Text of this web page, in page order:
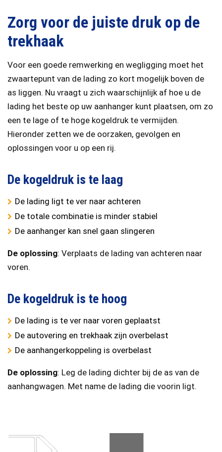
Zorg voor de juiste druk op de
trekhaak
Voor een goede remwerking en wegligging moet het
zwaartepunt van de lading zo kort mogelijk boven de
as liggen. Nu vraagt u zich waarschijnlijk af hoe u de
lading het beste op uw aanhanger kunt plaatsen, om zo
een te lage of te hoge kogeldruk te vermijden.
Hieronder zetten we de oorzaken, gevolgen en
oplossingen voor u op een rij.
De kogeldruk is te laag
De lading ligt te ver naar achteren
De totale combinatie is minder stabiel
De aanhanger kan snel gaan slingeren
De oplossing: Verplaats de lading van achteren naar
voren.
De kogeldruk is te hoog
De lading is te ver naar voren geplaatst
De autovering en trekhaak zijn overbelast
De aanhangerkoppeling is overbelast
De oplossing: Leg de lading dichter bij de as van de
aanhangwagen. Met name de lading die voorin ligt.